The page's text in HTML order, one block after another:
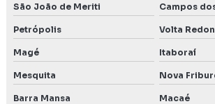
Levantamento de fauna e flora
Levantamento de fauna para
Santa
São João de Meriti Campos
Petrópolis Volta
Magé Itaboraí
Mesquita Nova
Barra Mansa Macaé